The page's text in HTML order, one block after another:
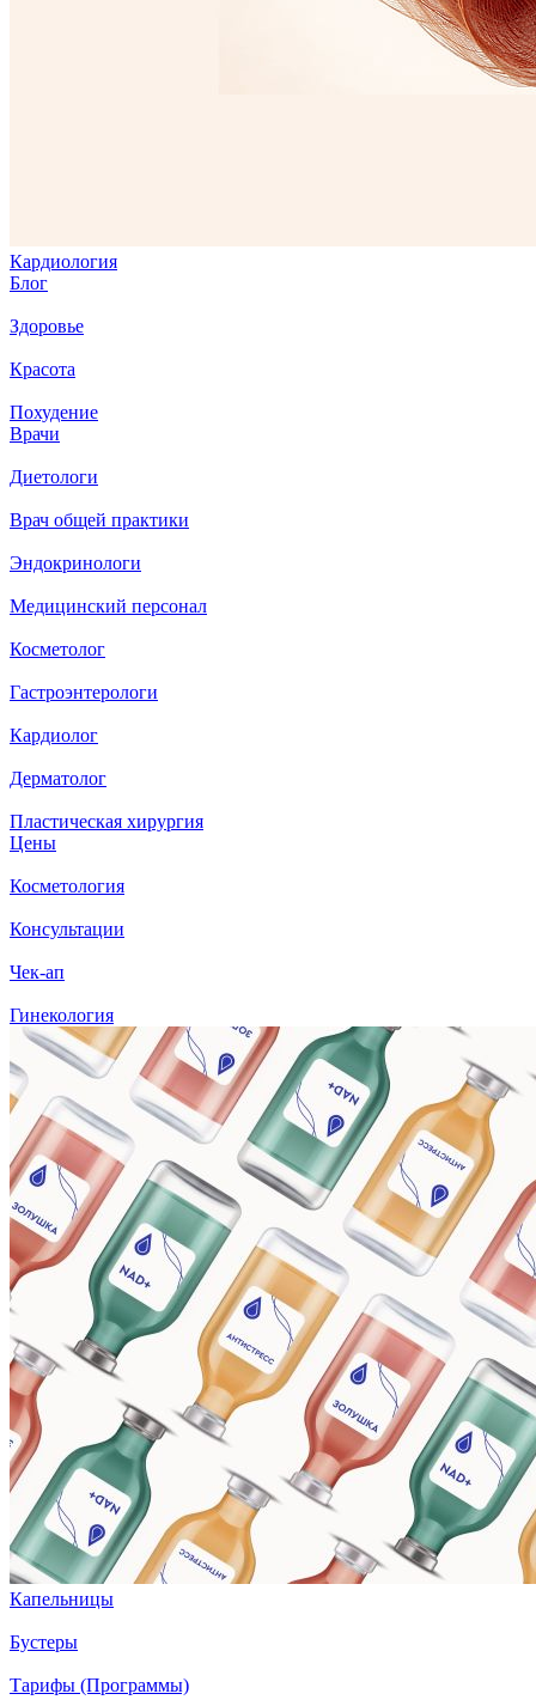
Кардиология
Блог
Здоровье
Красота
Похудение
Врачи
Диетологи
Врач общей практики
Эндокринологи
Медицинский персонал
Косметолог
Гастроэнтерологи
Кардиолог
Дерматолог
Пластическая хирургия
Цены
Косметология
Консультации
Чек-ап
Гинекология
Капельницы
Бустеры
Тарифы (Программы)